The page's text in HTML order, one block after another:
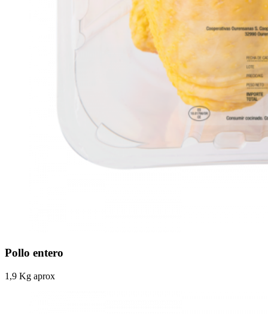
Pollo entero
1,9 Kg aprox